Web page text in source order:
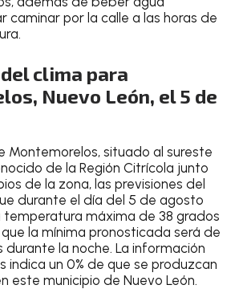
caminar por la calle a las horas de
.
clima para
Nuevo León, el 5 de
Montemorelos, situado alsureste
de la Región Citrícola junto
de la zona, las previsiones del
durante eldía del 5 de agosto
temperaturamáxima de 38 grados
que lamínima pronosticada será de
durante la noche. La información
indica un0% de que se produzcan
este municipio de Nuevo León.